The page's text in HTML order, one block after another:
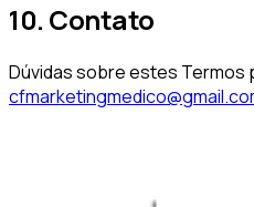
10. Contato
Dúvidas sobre estes Termos